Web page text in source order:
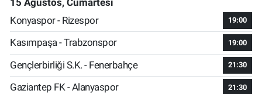
Konyaspor - Rizespor
19:00
Kasımpaşa - Trabzonspor 19:00
Gençlerbirliği S.K. - Fenerbahçe 21:30
Gaziantep FK - Alanyaspor 21:30